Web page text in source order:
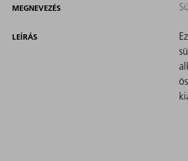
MEGNEVEZÉS
LEÍRÁS